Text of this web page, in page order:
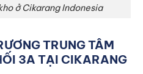
ở Cikarang Indonesia
TRUNG TÂM
3A TẠI CIKARANG